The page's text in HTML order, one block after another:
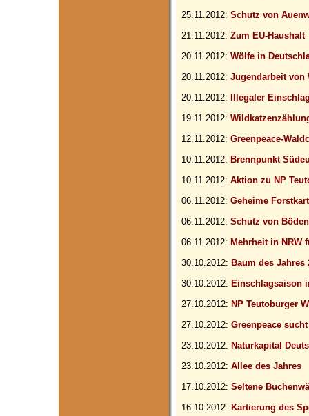
25.11.2012: Schutz von
21.11.2012: Zum EU-Haushalt
20.11.2012: Wölfe in
20.11.2012: Jugendarbeit von
20.11.2012:
Illegaler
19.11.2012:
12.11.2012: Greenpeace-
10.11.2012: Brennpunkt
10.11.2012: Aktion zu NP
06.11.2012: Geheime
06.11.2012: Schutz von Böden
06.11.2012: Mehrheit in NRW
30.10.2012: Baum des Jahres
30.10.2012: Einschlagsaison
27.10.2012: NP Teutoburger
27.10.2012: Greenpeace
23.10.2012: Naturkapital
23.10.2012: Allee des Jahres
17.10.2012: Seltene
16.10.2012: Kartierung des